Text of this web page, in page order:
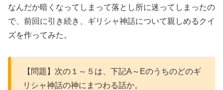
なんだか暗くなってしまって落とし所に迷ってしまったの
で、前回に引き続き、ギリシャ神話について親しめるクイ
ズを作ってみた。
【問題】次の１～５は、下記A～Eのうちのどのギ
リシャ神話の神にまつわる話か。